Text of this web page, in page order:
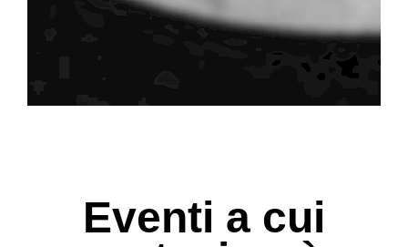
Eventi a cui